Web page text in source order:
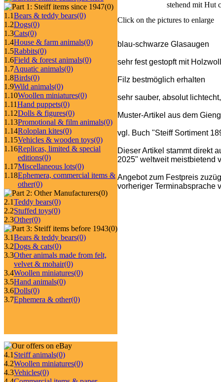
(0)
1.1Bears & teddy bears(0)
1.2Dogs(0)
1.3Cats(0)
1.4House & farm animals(0)
1.5Rabbits(0)
1.6Field & forest animals(0)
1.7Aquatic animals(0)
1.8Birds(0)
1.9Wild animals(0)
1.10Woollen miniatures(0)
1.11Hand puppets(0)
1.12Dolls & figures(0)
1.13Promotional & film animals(0)
1.14Roloplan kites(0)
1.15Vehicles & wooden toys(0)
1.16Replicas, limited & special
editions(0)
1.17Miscellaneous lots(0)
1.18Ephemera, commercial items &
other(0)
(0)
2.1Teddy bears(0)
2.2Stuffed toys(0)
2.3Other(0)
(0)
3.1Bears & teddy bears(0)
3.2Dogs & cats(0)
3.3Other animals made from felt,
velvet & mohair(0)
3.4Woollen miniatures(0)
3.5Hand animals(0)
3.6Dolls(0)
3.7Ephemera & other(0)
4.1 Steiff animals(0)
4.2Woollen miniatures(0)
4.3Vehicles(0)
stehend mit Hut
Click on the pictures to enlarge
blau-schwarze Glasaugen
sehr fest gestopft mit
Filz bestmöglich erhalten
sehr sauber, absolut
Muster-Artikel aus dem
vgl. Buch "Steiff Sortiment
Dieser Artikel stammt direkt
2025" weltweit meistbietend
Angebot zum Festpreis
vorheriger Terminabsprache